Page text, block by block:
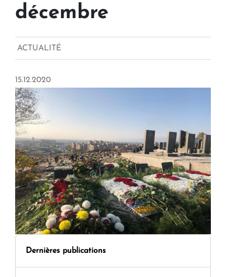
décembre
ACTUALITÉ
15.12.2020
Dernières publications